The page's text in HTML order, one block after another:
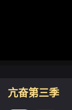
亢奋第三季